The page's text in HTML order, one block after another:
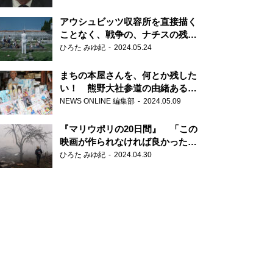
アウシュビッツ収容所を直接描く
ことなく、戦争の、ナチスの残虐
さが見える映画 『関心領域』
ひろた みゆ紀 2024.05.24
まちの本屋さんを、何とか残した
い！ 熊野大社参道の由緒ある書
店・三代目の強い思い
NEWS ONLINE 編集部 2024.05.09
『マリウポリの20日間』 「この
映画が作られなければ良かった」
と語る監督
ひろた みゆ紀 2024.04.30